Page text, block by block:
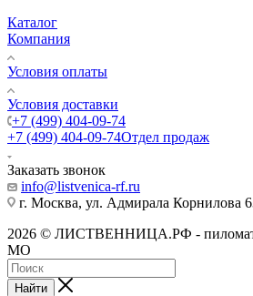
Каталог
Компания
Условия оплаты
Условия доставки
+7 (499) 404-09-74
+7 (499) 404-09-74Отдел продаж
Заказать звонок
info@listvenica-rf.ru
г. Москва, ул. Адмирала Корнилова
2026 © ЛИСТВЕННИЦА.РФ -
МО
Найти